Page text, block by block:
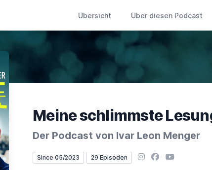
Übersicht Über diesen Podcast
Meine schlimmste
Der Podcast von Ivar Leon Menger
Since 05/2023 29 Episoden Instagram
Facebook
YouTube